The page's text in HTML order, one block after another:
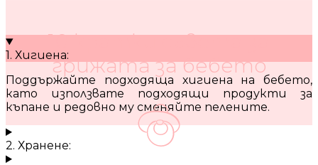
10 кратки съвета за
грижата за бебето
1. Хигиена:
Поддържайте подходяща хигиена на бебето,
като използвате подходящи продукти за
къпане и редовно му сменяйте пелените.
2. Хранене: